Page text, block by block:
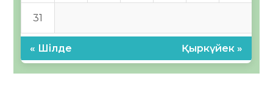
31
« Шілде Қыркүйек »